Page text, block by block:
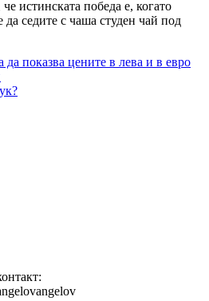
истинската победа е, когато
седите с чаша студен чай под
да показва цените в лева и в евро